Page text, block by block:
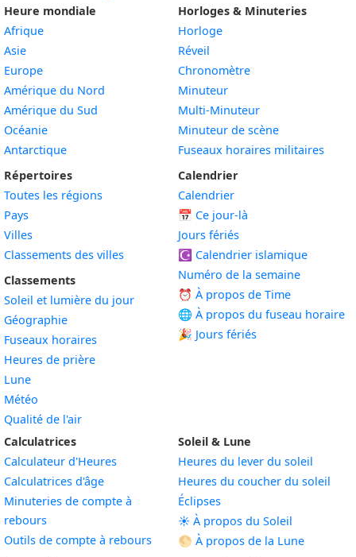
Heure mondiale
Afrique
Asie
Europe
Amérique du Nord
Amérique du Sud
Océanie
Antarctique
Répertoires
Toutes les régions
Pays
Villes
Classements des villes
Classements
Soleil et lumière du jour
Géographie
Fuseaux horaires
Heures de prière
Lune
Météo
Qualité de l'air
Horloges & Minuteries
Horloge
Réveil
Chronomètre
Minuteur
Multi-Minuteur
Minuteur de scène
Fuseaux horaires militaires
Calendrier
Calendrier
📅 Ce jour-là
Jours fériés
☪️ Calendrier islamique
Numéro de la semaine
⏰ À propos de Time
🌐 À propos du fuseau horaire
🎉 Jours fériés
Calculatrices
Calculateur d'Heures
Calculatrices d'âge
Minuteries de compte à
rebours
Outils de compte à rebours
Soleil & Lune
Heures du lever du soleil
Heures du coucher du soleil
Éclipses
☀️ À propos du Soleil
🌕 À propos de la Lune